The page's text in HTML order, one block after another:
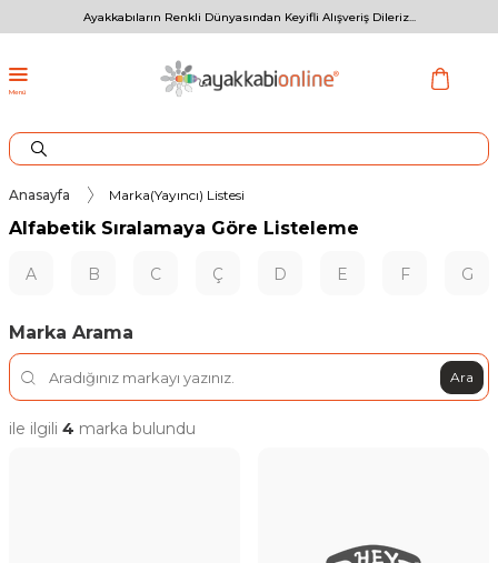
Ayakkabıların Renkli Dünyasından Keyifli Alışveriş Dileriz...
Menü
Anasayfa Marka(Yayıncı) Listesi
Alfabetik Sıralamaya Göre Listeleme
A B C Ç D E F G
Marka Arama
Ara
ile ilgili 4 marka bulundu